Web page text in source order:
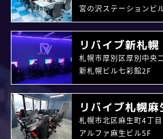
宮の沢ステーションビ
リバイブ新札幌
札幌市厚別区厚別中央
新札幌ビル七彩館2F
リバイブ札幌麻
札幌市北区麻生町4丁
アルファ麻生ビル5F